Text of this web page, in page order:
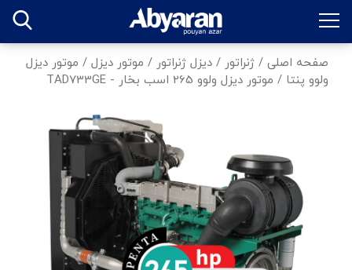
صفحه اصلی / ژنراتور / دیزل ژنراتور / موتور دیزل / موتور دیزل
ولوو پنتا / موتور دیزل ولوو 265 اسب بخار - TAD733GE